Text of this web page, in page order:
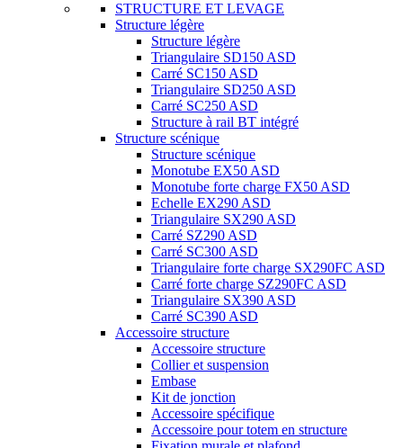
STRUCTURE ET LEVAGE
Structure légère
Structure légère
Triangulaire SD150 ASD
Carré SC150 ASD
Triangulaire SD250 ASD
Carré SC250 ASD
Structure à rail BT intégré
Structure scénique
Structure scénique
Monotube EX50 ASD
Monotube forte charge FX50 ASD
Echelle EX290 ASD
Triangulaire SX290 ASD
Carré SZ290 ASD
Carré SC300 ASD
Triangulaire forte charge SX290FC ASD
Carré forte charge SZ290FC ASD
Triangulaire SX390 ASD
Carré SC390 ASD
Accessoire structure
Accessoire structure
Collier et suspension
Embase
Kit de jonction
Accessoire spécifique
Accessoire pour totem en structure